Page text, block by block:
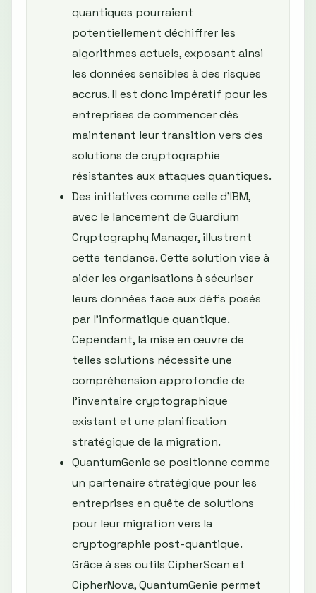
quantiques pourraient
potentiellement déchiffrer les
algorithmes actuels, exposant ainsi
les données sensibles à des risques
accrus. Il est donc impératif pour les
entreprises de commencer dès
maintenant leur transition vers des
solutions de cryptographie
résistantes aux attaques quantiques.
Des initiatives comme celle d'IBM,
avec le lancement de Guardium
Cryptography Manager, illustrent
cette tendance. Cette solution vise à
aider les organisations à sécuriser
leurs données face aux défis posés
par l'informatique quantique.
Cependant, la mise en œuvre de
telles solutions nécessite une
compréhension approfondie de
l'inventaire cryptographique
existant et une planification
stratégique de la migration.
QuantumGenie se positionne comme
un partenaire stratégique pour les
entreprises en quête de solutions
pour leur migration vers la
cryptographie post-quantique.
Grâce à ses outils CipherScan et
CipherNova, QuantumGenie permet